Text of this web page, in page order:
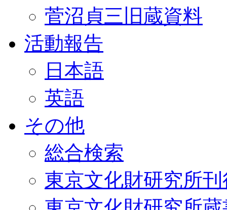
菅沼貞三旧蔵資料
活動報告
日本語
英語
その他
総合検索
東京文化財研究所